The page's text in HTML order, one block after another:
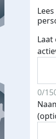
€500
Lees
0/